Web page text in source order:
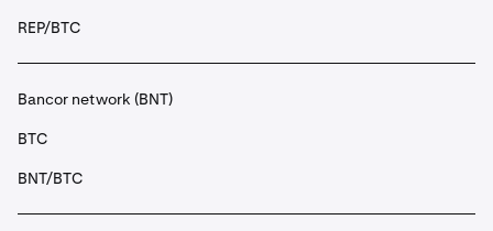
REP/BTC
Bancor network (BNT)
BTC
BNT/BTC